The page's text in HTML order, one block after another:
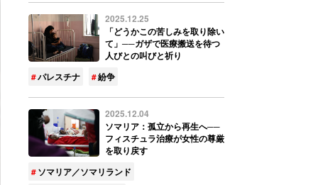
2025.12.25
「どうかこの苦しみを取り除い
て」──ガザで医療搬送を待つ
人びとの叫びと祈り
パレスチナ
紛争
2025.12.04
ソマリア：孤立から再生へ──
フィスチュラ治療が女性の尊厳
を取り戻す
ソマリア／ソマリランド